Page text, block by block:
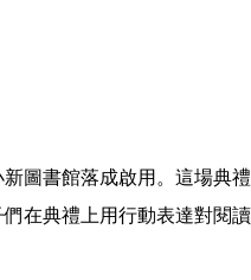
圖書館落成啟用。這場典
在典禮上用行動表達對閱